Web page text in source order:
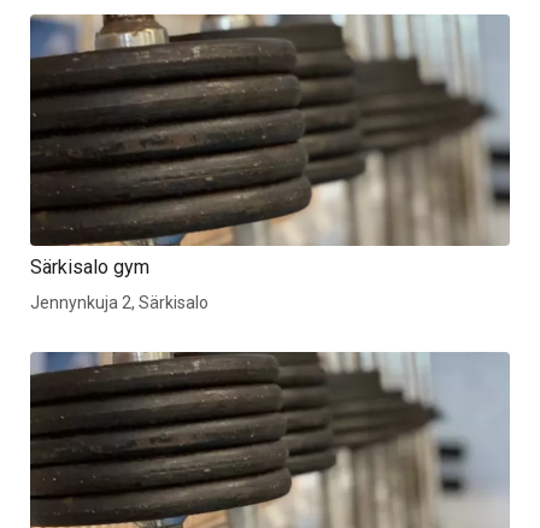
Särkisalo gym
Jennynkuja 2, Särkisalo